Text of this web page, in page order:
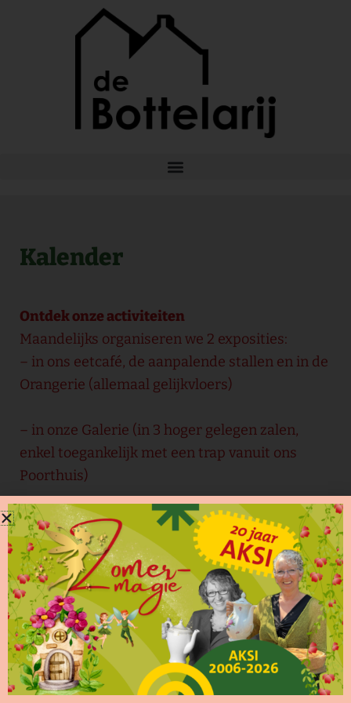
Kalender
Ontdek onze activiteiten
Maandelijks organiseren we 2 exposities:
– in ons eetcafé, de aanpalende stallen en in de
Orangerie (allemaal gelijkvloers)
– in onze Galerie (in 3 hoger gelegen zalen,
enkel toegankelijk met een trap vanuit ons
Poorthuis)
De exposities zijn te bezoeken:
– Woensdag: 11-18 uur
– Donderdag: 11-21 uur
– Vrijdag: 11-21 uur
– Zaterdag: 11-21 uur
– Zondag: 11-21 uur
Daarnaast staan er regelmatig concerten,